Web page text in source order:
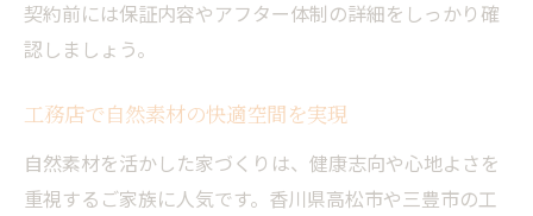
契約前には保証内容やアフター体制の詳細をしっかり確
認しましょう。
工務店で自然素材の快適空間を実現
自然素材を活かした家づくりは、健康志向や心地よさを
重視するご家族に人気です。香川県高松市や三豊市の工